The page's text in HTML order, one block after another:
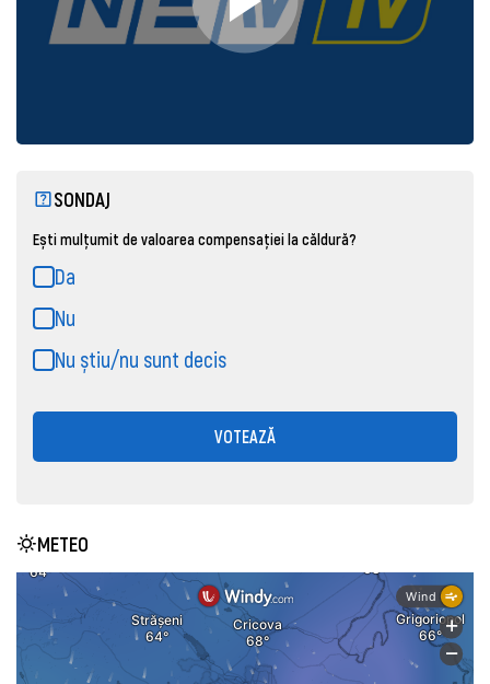
SONDAJ
Ești mulțumit de valoarea compensației la căldură?
Da
Nu
Nu știu/nu sunt decis
VOTEAZĂ
METEO